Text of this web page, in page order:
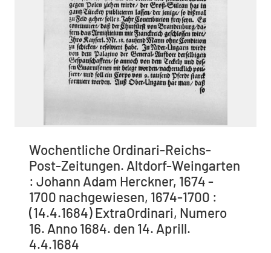
Wochentliche Ordinari-Reichs-
Post-Zeitungen. Altdorf-Weingarten
: Johann Adam Herckner, 1674 -
1700 nachgewiesen, 1674-1700 :
(14.4.1684) ExtraOrdinari, Numero
16. Anno 1684. den 14. Aprill.
4.4.1684